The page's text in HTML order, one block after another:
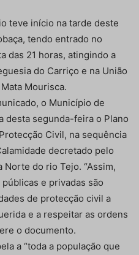
teve início na tarde deste
tendo entrado no
das 21 horas, atingindo a
do Carriço e na União
Mourisca.
o Município de
desta segunda-feira o Plano
Civil, na sequência
decretado pelo
do rio Tejo. “Assim,
e privadas são
de protecção civil a
e a respeitar as ordens
o documento.
a “toda a população que